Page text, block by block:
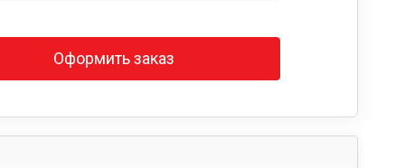
Оформить заказ